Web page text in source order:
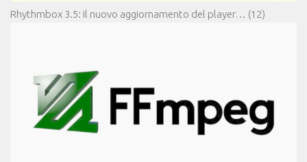
Rhythmbox 3.5: il nuovo aggiornamento del player… (12)